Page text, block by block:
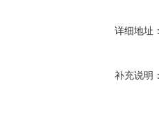
详细地址
补充说明